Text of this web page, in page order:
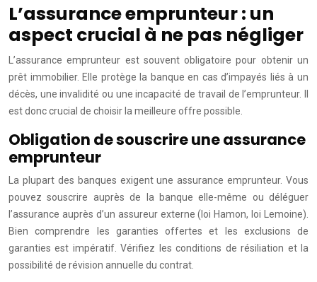
L’assurance emprunteur : un
aspect crucial à ne pas négliger
L’assurance emprunteur est souvent obligatoire pour obtenir un
prêt immobilier. Elle protège la banque en cas d’impayés liés à un
décès, une invalidité ou une incapacité de travail de l’emprunteur. Il
est donc crucial de choisir la meilleure offre possible.
Obligation de souscrire une assurance
emprunteur
La plupart des banques exigent une assurance emprunteur. Vous
pouvez souscrire auprès de la banque elle-même ou déléguer
l’assurance auprès d’un assureur externe (loi Hamon, loi Lemoine).
Bien comprendre les garanties offertes et les exclusions de
garanties est impératif. Vérifiez les conditions de résiliation et la
possibilité de révision annuelle du contrat.